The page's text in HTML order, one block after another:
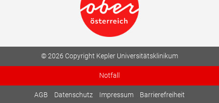
© 2026 Copyright Kepler Universitätsklinikum
Notfall
AGB Datenschutz Impressum Barrierefreiheit